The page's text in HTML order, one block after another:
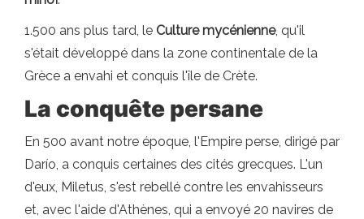
1.500 ans plus tard, le Culture mycénienne, qu'il
s'était développé dans la zone continentale de la
Grèce a envahi et conquis l'île de Crète.
La conquête persane
En 500 avant notre époque, l'Empire perse, dirigé par
Darío, a conquis certaines des cités grecques. L'un
d'eux, Miletus, s'est rebellé contre les envahisseurs
et, avec l'aide d'Athènes, qui a envoyé 20 navires de